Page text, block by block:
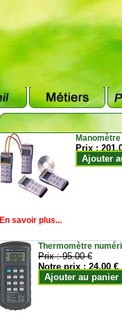
Prix :
Ajouter
En savoir plus...
Thermomètre
Prix :95.00 €
Notre prix :24.00 €
Ajouter au panier